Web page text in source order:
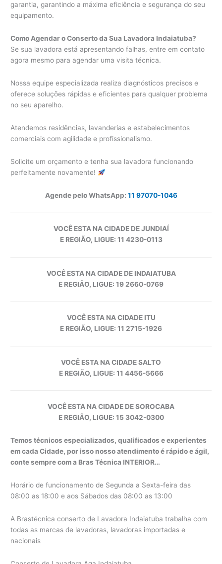
garantia, garantindo a máxima eficiência e segurança do seu
equipamento.
Como Agendar o Conserto da Sua Lavadora Indaiatuba?
Se sua lavadora está apresentando falhas, entre em contato
agora mesmo para agendar uma visita técnica.
Nossa equipe especializada realiza diagnósticos precisos e
oferece soluções rápidas e eficientes para qualquer problema
no seu aparelho.
Atendemos residências, lavanderias e estabelecimentos
comerciais com agilidade e profissionalismo.
Solicite um orçamento e tenha sua lavadora funcionando
perfeitamente novamente!
Agende pelo WhatsApp: 11 97070-1046
VOCÊ ESTA NA CIDADE DE JUNDIAÍ
E REGIÃO, LIGUE: 11 4230-0113
VOCÊ ESTA NA CIDADE DE INDAIATUBA
E REGIÃO, LIGUE: 19 2660-0769
VOCÊ ESTA NA CIDADE ITU
E REGIÃO, LIGUE: 11 2715-1926
VOCÊ ESTA NA CIDADE SALTO
E REGIÃO, LIGUE: 11 4456-5666
VOCÊ ESTA NA CIDADE DE SOROCABA
E REGIÃO, LIGUE: 15 3042-0300
Temos técnicos especializados, qualificados e experientes
em cada Cidade, por isso nosso atendimento é rápido e ágil,
conte sempre com a Bras Técnica INTERIOR…
Horário de funcionamento de Segunda a Sexta-feira das
08:00 as 18:00 e aos Sábados das 08:00 as 13:00
A Brastécnica conserto de Lavadora Indaiatuba trabalha com
todas as marcas de lavadoras, lavadoras importadas e
nacionais